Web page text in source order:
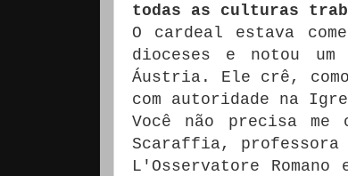
todas as culturas
O cardeal estava
dioceses e notou
Áustria. Ele crê,
com autoridade na
Você não precisa
Scaraffia, professora
L'Osservatore